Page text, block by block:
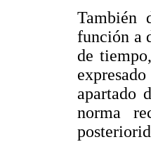
También
función a
de
apartado
norma